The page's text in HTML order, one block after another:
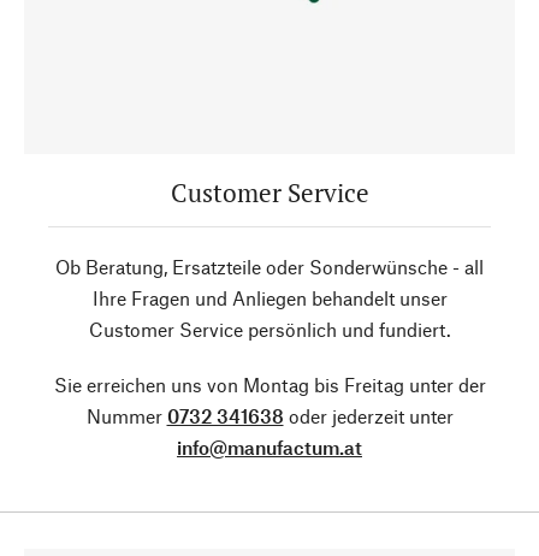
Customer Service
Ob Beratung, Ersatzteile oder Sonderwünsche - all
Ihre Fragen und Anliegen behandelt unser
Customer Service persönlich und fundiert.
Sie erreichen uns von Montag bis Freitag unter der
Nummer 0732 341638 oder jederzeit unter
info@manufactum.at